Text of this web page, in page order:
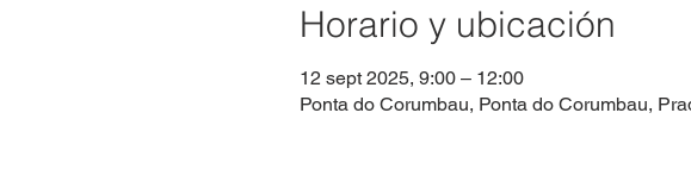
Horario y ubicación
12 sept 2025, 9:00 – 12:00
Ponta do Corumbau, Ponta do Corumbau,